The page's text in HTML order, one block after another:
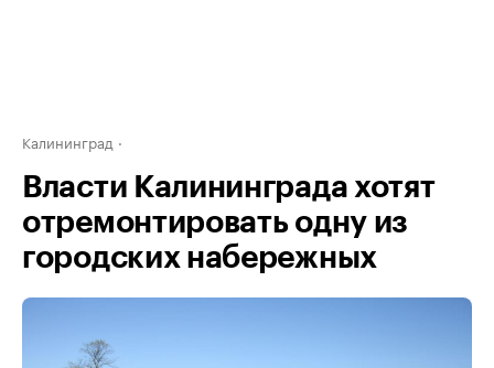
Калининград
Власти Калининграда хотят
отремонтировать одну из
городских набережных